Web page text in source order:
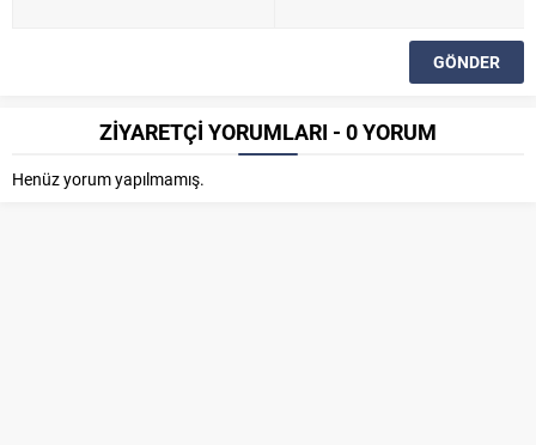
ZİYARETÇİ YORUMLARI - 0 YORUM
Henüz yorum yapılmamış.